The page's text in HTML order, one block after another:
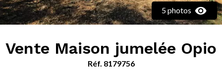
5 photos
Vente Maison jumelée Opio
Réf. 8179756